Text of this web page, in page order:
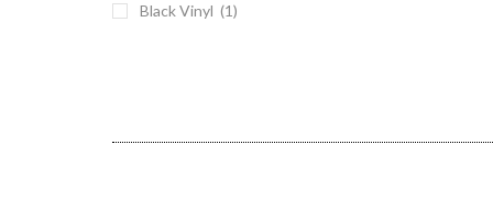
90 Day Men
Black Vinyl (1)